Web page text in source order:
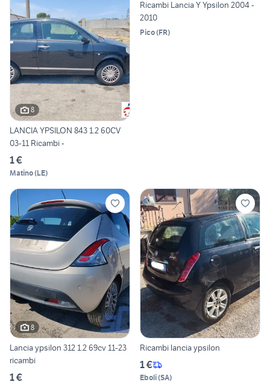
8
LANCIA YPSILON 843 1.2 60CV
03-11 Ricambi -
1 €
Matino(LE)
Ricambi Lancia Y Ypsilon 2004 -
2010
Pico(FR)
8
Lancia ypsilon 312 1.2 69cv 11-23
ricambi
1 €
Ricambi lancia ypsilon
1 €
Eboli(SA)